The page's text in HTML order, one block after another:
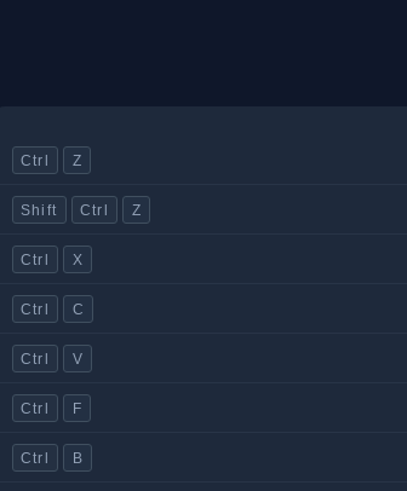
Ctrl Z
Shift Ctrl Z
Ctrl X
Ctrl C
Ctrl V
Ctrl F
Ctrl B